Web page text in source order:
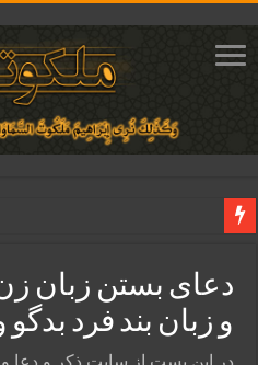
ختم آیات ۲ و ۳ سوره طلاق برای افزایش رزق و روزی | روش ختم، متن آیات و فضیلت
آیات قرآنی برای استجابت دعا و آسان
قویترین ذکر استجابت دعا و حاجت
دعای بستن زبان
و زبان بند فرد